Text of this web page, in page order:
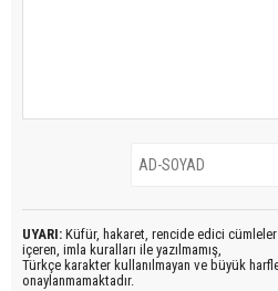
UYARI: Küfür, hakaret, rencide edici cümleler
içeren, imla kuralları ile yazılmamış,
Türkçe karakter kullanılmayan ve büyük
onaylanmamaktadır.